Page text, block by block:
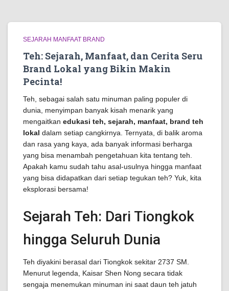
SEJARAH MANFAAT BRAND
Teh: Sejarah, Manfaat, dan Cerita Seru
Brand Lokal yang Bikin Makin
Pecinta!
Teh, sebagai salah satu minuman paling populer di
dunia, menyimpan banyak kisah menarik yang
mengaitkan edukasi teh, sejarah, manfaat, brand teh
lokal dalam setiap cangkirnya. Ternyata, di balik aroma
dan rasa yang kaya, ada banyak informasi berharga
yang bisa menambah pengetahuan kita tentang teh.
Apakah kamu sudah tahu asal-usulnya hingga manfaat
yang bisa didapatkan dari setiap tegukan teh? Yuk, kita
eksplorasi bersama!
Sejarah Teh: Dari Tiongkok
hingga Seluruh Dunia
Teh diyakini berasal dari Tiongkok sekitar 2737 SM.
Menurut legenda, Kaisar Shen Nong secara tidak
sengaja menemukan minuman ini saat daun teh jatuh